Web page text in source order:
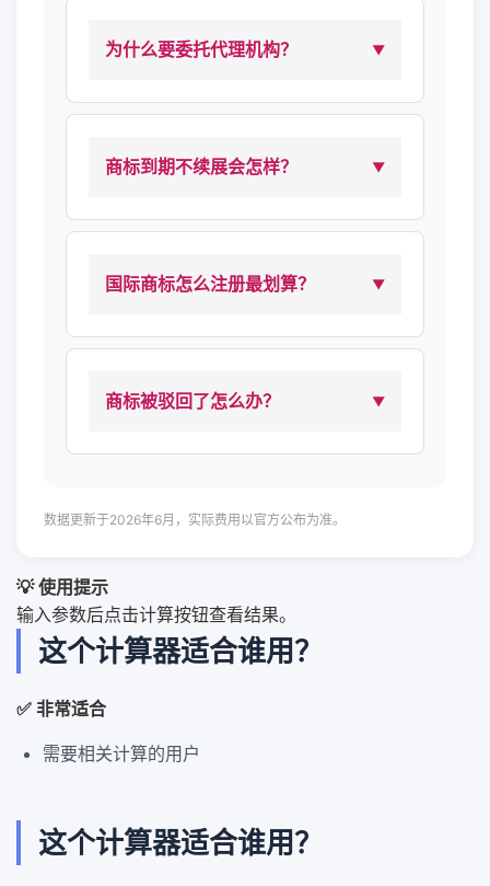
为什么要委托代理机构？
商标到期不续展会怎样？
国际商标怎么注册最划算？
商标被驳回了怎么办？
数据更新于2026年6月，实际费用以官方公布为准。
💡 使用提示
输入参数后点击计算按钮查看结果。
这个计算器适合谁用？
✅ 非常适合
需要相关计算的用户
这个计算器适合谁用？